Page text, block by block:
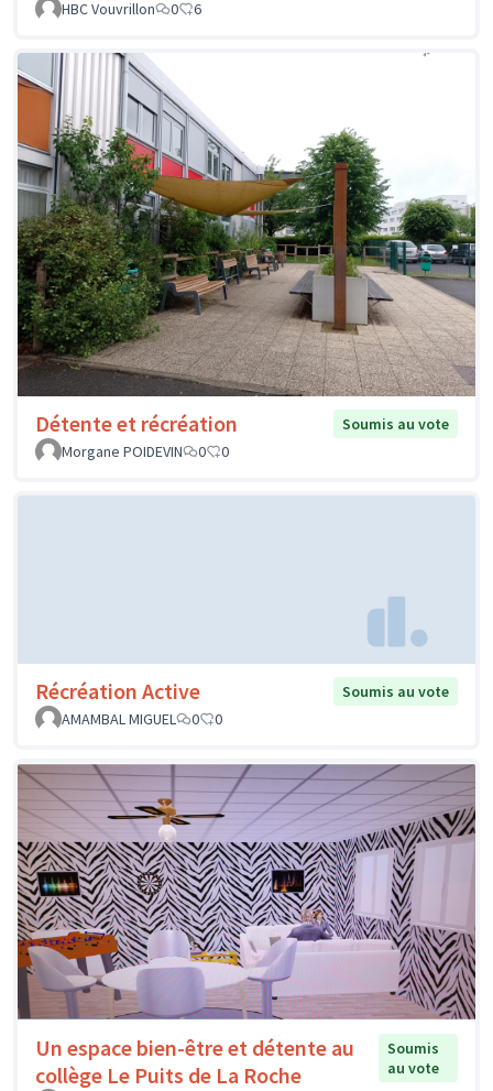
HBC Vouvrillon
0 6
Détente et récréation
Soumis au vote
Morgane POIDEVIN
0 0
Récréation Active
Soumis au vote
AMAMBAL MIGUEL
0 0
Un espace bien-être et détente au
collège Le Puits de La Roche
Soumis
au vote